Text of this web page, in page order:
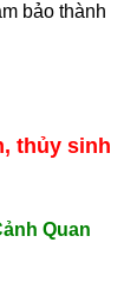
bảo thành
thủy sinh
Quan